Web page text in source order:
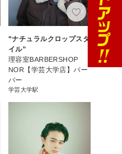
"ナチュラルクロップスタ
イル”
理容室BARBERSHOP
NOR【学芸大学店】バー
バー
学芸大学駅